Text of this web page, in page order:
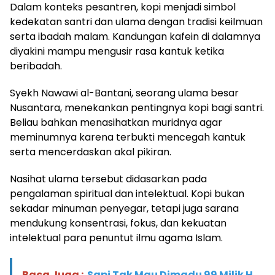
Dalam konteks pesantren, kopi menjadi simbol
kedekatan santri dan ulama dengan tradisi keilmuan
serta ibadah malam. Kandungan kafein di dalamnya
diyakini mampu mengusir rasa kantuk ketika
beribadah.
Syekh Nawawi al-Bantani, seorang ulama besar
Nusantara, menekankan pentingnya kopi bagi santri.
Beliau bahkan menasihatkan muridnya agar
meminumnya karena terbukti mencegah kantuk
serta mencerdaskan akal pikiran.
Nasihat ulama tersebut didasarkan pada
pengalaman spiritual dan intelektual. Kopi bukan
sekadar minuman penyegar, tetapi juga sarana
mendukung konsentrasi, fokus, dan kekuatan
intelektual para penuntut ilmu agama Islam.